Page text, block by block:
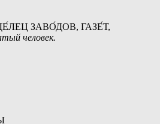
ЗАВО́ДОВ, ГАЗЕ́Т,
человек.